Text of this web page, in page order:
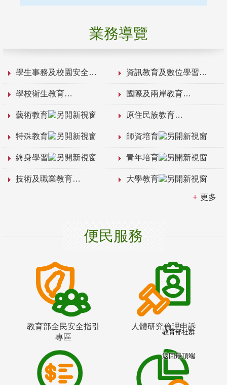
業務導覽
學生事務及校園安全 資訊教育及數位學習
學校衛生教育 國際及兩岸教育
藝術教育 原住民族教育
特殊教育 師資培育
終身學習 青年培育
技術及職業教育 大學教育
更多
便民服務
教育部全民安全指引
專區
人體研究倫理申訴
教育部社群
返回最頂端